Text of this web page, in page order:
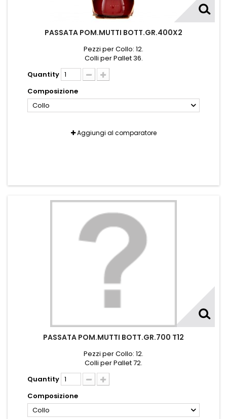
PASSATA POM.MUTTI BOTT.GR.400X2
Pezzi per Collo: 12.
Colli per Pallet 36.
Quantity
Composizione
Collo
Aggiungi al comparatore
PASSATA POM.MUTTI BOTT.GR.700 T12
Pezzi per Collo: 12.
Colli per Pallet 72.
Quantity
Composizione
Collo